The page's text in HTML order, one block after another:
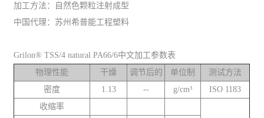
加工方法：自然色颗粒注射成型
中国代理：苏州希普能工程塑料
Grilon® TSS/4 natural PA66/6中文加工参数表
物理性能
干燥 调节后的 单位制
测试方法
密度
1.13 -- g/cm³
ISO 1183
收缩率